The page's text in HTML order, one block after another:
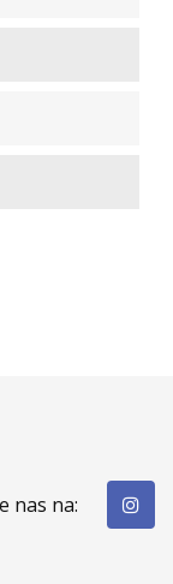
nas na: